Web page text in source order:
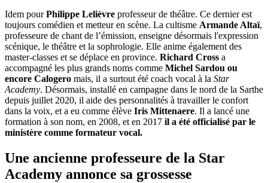
Idem pourPhilippe Lelièvre professeur de théâtre. Ce dernier est
toujours comédien et metteur en scène. La cultisme Armande Altaï,
professeure de chant de l’émission, enseigne désormais l'expression
scénique, le théâtre et la sophrologie. Elle anime également des
master-classes et se déplace en province. Richard Cross a
accompagné les plus grands noms comme Michel Sardou ou
encore Calogero mais, il a surtout été coach vocal à la Star
Academy. Désormais, installé en campagne dans le nord de la Sarthe
depuis juillet 2020, il aide des personnalités à travailler le confort
dans la voix, et a eu comme élève Iris Mittenaere. Il a lancé une
formation à son nom, en 2008, et en 2017 il a été officialisé par le
ministère comme formateur vocal.
Une ancienne professeure de la Star
Academy annonce sa grossesse